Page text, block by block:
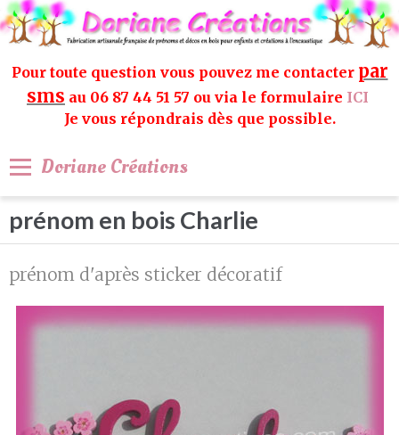
Pour toute question vous pouvez me contacter par
sms au 06 87 44 51 57 ou via le formulaire ICI
Je vous répondrais dès que possible.
Doriane Créations
prénom en bois Charlie
prénom d'après sticker décoratif